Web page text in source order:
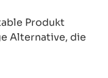
Produkt
Alternative, die